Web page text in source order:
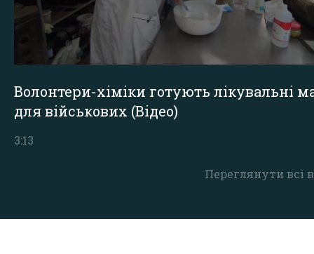
Переглянути всі
Волонтери-хіміки готують лікувальні
для військових (Відео)
3:13